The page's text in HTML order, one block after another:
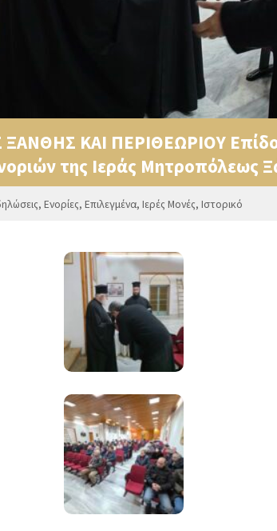
ΚΑΙ ΠΕΡΙΘΕΩΡΙΟΥ
της Ιεράς Μητροπόλεως
, Ενορίες, Επιλεγμένα, Ιερές Μονές, Ιστορικό